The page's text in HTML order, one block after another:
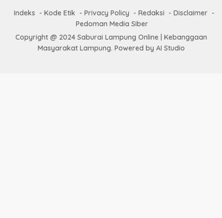
Indeks Kode Etik Privacy Policy Redaksi
Disclaimer
Pedoman Media Siber
Copyright @ 2024 Saburai Lampung Online | Kebanggaan
Masyarakat Lampung. Powered by AI Studio